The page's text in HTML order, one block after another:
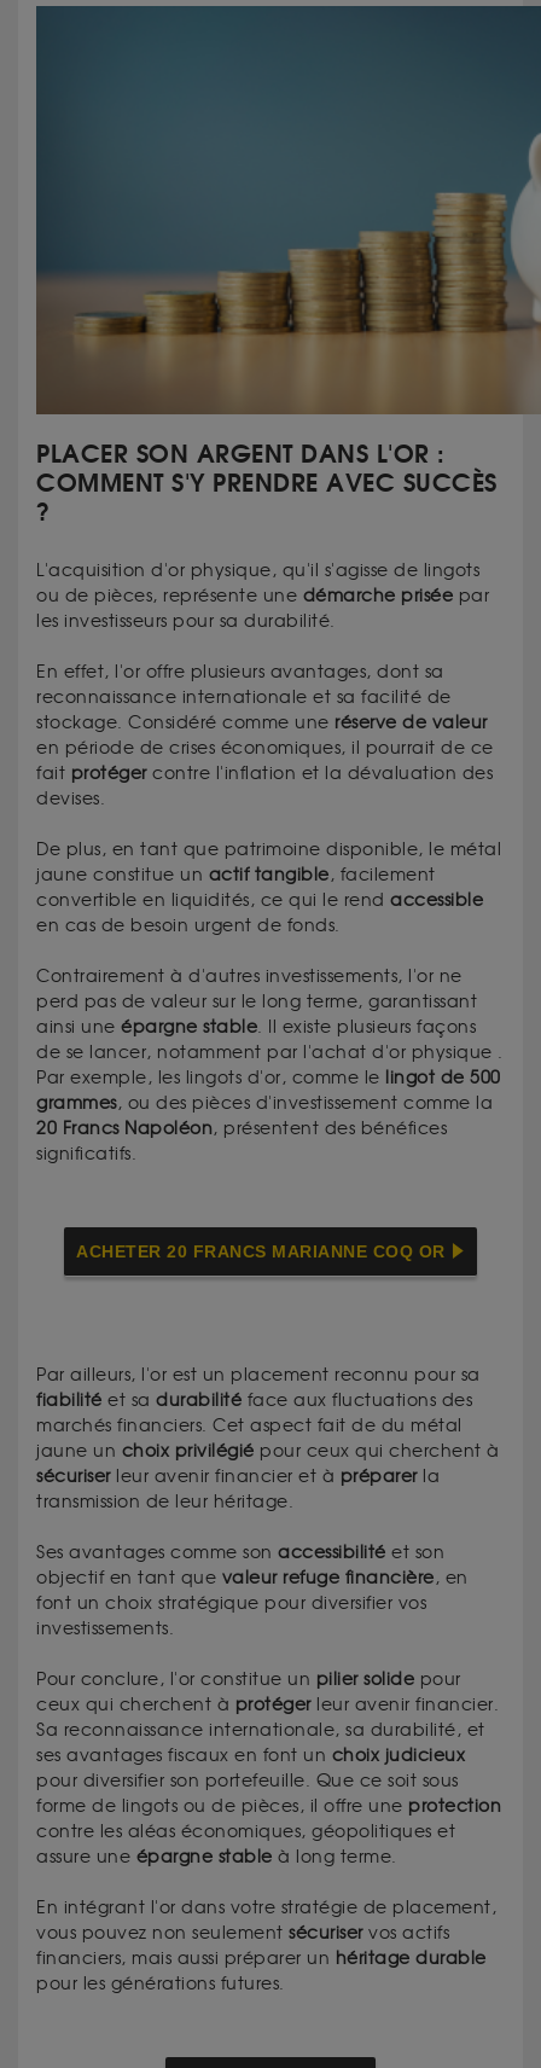
PLACER SON ARGENT DANS L'OR :
COMMENT S'Y PRENDRE AVEC SUCCÈS
?
L'acquisition d'or physique, qu'il s'agisse de lingots
ou de pièces, représente une démarche prisée par
les investisseurs pour sa durabilité.
En effet, l'or offre plusieurs avantages, dont sa
reconnaissance internationale et sa facilité de
stockage. Considéré comme une réserve de valeur
en période de crises économiques, il pourrait de ce
fait protégercontre l'inflation et la dévaluation des
devises.
De plus, en tant que patrimoine disponible, le métal
jaune constitue un actif tangible, facilement
convertible en liquidités, ce qui le rend accessible
en cas de besoin urgent de fonds.
Contrairement à d'autres investissements, l'or ne
perd pas de valeur sur le long terme, garantissant
ainsi une épargne stable. Il existe plusieurs façons
de se lancer, notamment par l'achat d'or physique .
Par exemple, les lingots d'or, comme le lingot de 500
grammes, ou des pièces d'investissement comme la
20 Francs Napoléon, présentent des bénéfices
significatifs.
ACHETER 20 FRANCS MARIANNE COQ OR
Par ailleurs, l'or est un placement reconnu pour sa
fiabilité et sa durabilité face aux fluctuations des
marchés financiers. Cet aspect fait de du métal
jaune un choix privilégié pour ceux qui cherchent à
sécuriserleur avenir financier et à préparerla
transmission de leur héritage.
Ses avantages comme son accessibilité et son
objectif en tant que valeur refuge financière, en
font un choix stratégique pour diversifier vos
investissements.
Pour conclure, l'or constitue un pilier solide pour
ceux qui cherchent à protégerleur avenir financier.
Sa reconnaissance internationale, sa durabilité, et
ses avantages fiscaux en font un choix judicieux
pour diversifier son portefeuille. Que ce soit sous
forme de lingots ou de pièces, il offre une protection
contre les aléas économiques, géopolitiques et
assure une épargne stable à long terme.
En intégrant l'or dans votre stratégie de placement,
vous pouvez non seulement sécuriservos actifs
financiers, mais aussi préparer un héritage durable
pour les générations futures.